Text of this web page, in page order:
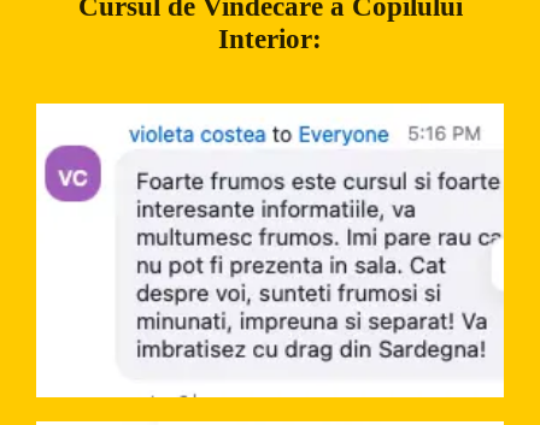
Cursul de Vindecare a Copilului
Interior: